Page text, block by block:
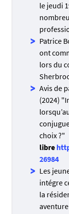
le jeudi
Patrice
ont
lors du
Avis de
(2024)
choix
libre
26984
Les
intégre
la